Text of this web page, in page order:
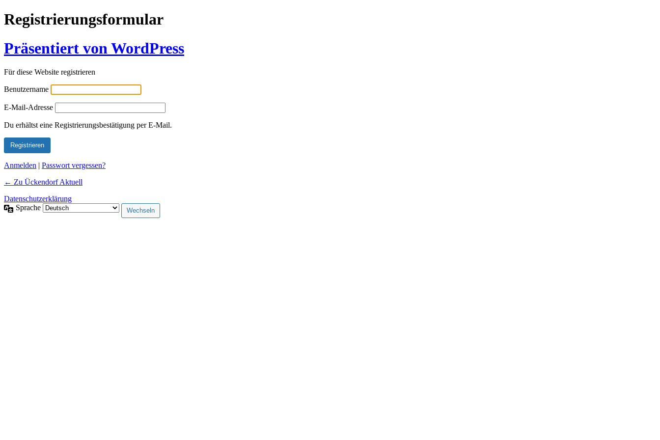
Registrierungsformular
Präsentiert von WordPress
Für diese Website registrieren
Benutzername
E-Mail-Adresse
Alternative:
Du erhältst eine Registrierungsbestätigung per E-Mail.
Anmelden | Passwort vergessen?
← Zu Ückendorf Aktuell
Datenschutzerklärung
Sprache